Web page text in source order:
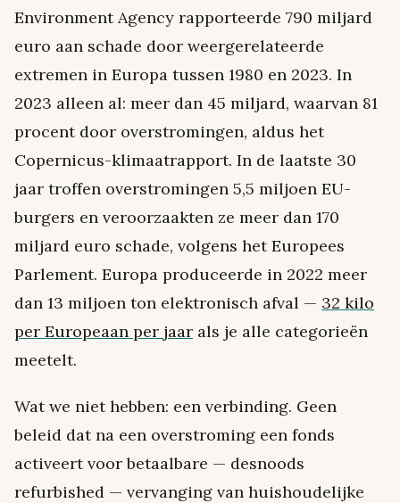
Environment Agency rapporteerde 790 miljard
euro aan schade door weergerelateerde
extremen in Europa tussen 1980 en 2023. In
2023 alleen al: meer dan 45 miljard, waarvan 81
procent door overstromingen, aldus het
Copernicus-klimaatrapport. In de laatste 30
jaar troffen overstromingen 5,5 miljoen EU-
burgers en veroorzaakten ze meer dan 170
miljard euro schade, volgens het Europees
Parlement. Europa produceerde in 2022 meer
dan 13 miljoen ton elektronisch afval — 32 kilo
per Europeaan per jaar als je alle categorieën
meetelt.
Wat we niet hebben: een verbinding. Geen
beleid dat na een overstroming een fonds
activeert voor betaalbare — desnoods
refurbished — vervanging van huishoudelijke